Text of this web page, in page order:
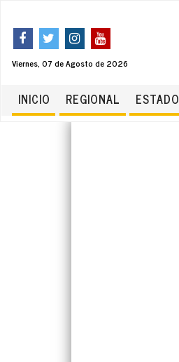
Viernes, 07 de Agosto de 2026
INICIO REGIONAL ESTADO